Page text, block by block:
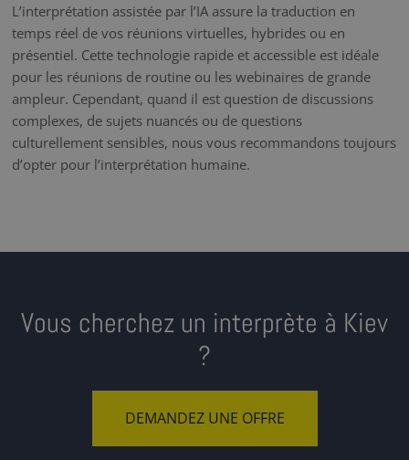
L’interprétation assistée par l’IA assure la traduction en
temps réel de vos réunions virtuelles, hybrides ou en
présentiel. Cette technologie rapide et accessible est idéale
pour les réunions de routine ou les webinaires de grande
ampleur. Cependant, quand il est question de discussions
complexes, de sujets nuancés ou de questions
culturellement sensibles, nous vous recommandons toujours
d’opter pour l’interprétation humaine.
Vous cherchez un interprète à Kiev
?
DEMANDEZ UNE OFFRE